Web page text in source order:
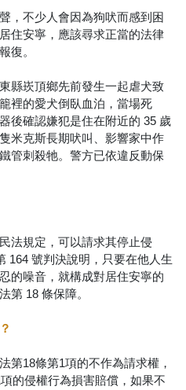
，不少人會因為狗吠而感到困
住安寧，應該尋求正當的法律
復。
縣崁頂鄉先前發生一起虐犬致
裡的愛犬倒臥血泊，當場死
後確認嫌犯是住在附近的 35 歲
米克斯長期吠叫、影響家中作
管刺殺牠。警方已依違反動保
法規定，可以請求其停止侵
164 號判決說明，只要在他人生
的噪音，就構成對居住安寧的
第 18 條保障。
第18條第1項的不作為請求權，
的侵權行為損害賠償，如果不